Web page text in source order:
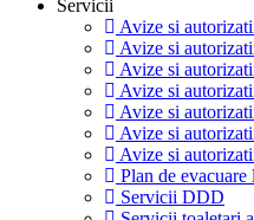
Servicii
Avize si
Avize si
Avize si
Avize si
Avize si
Avize si
Avize si
Plan de evacuare
Servicii DDD